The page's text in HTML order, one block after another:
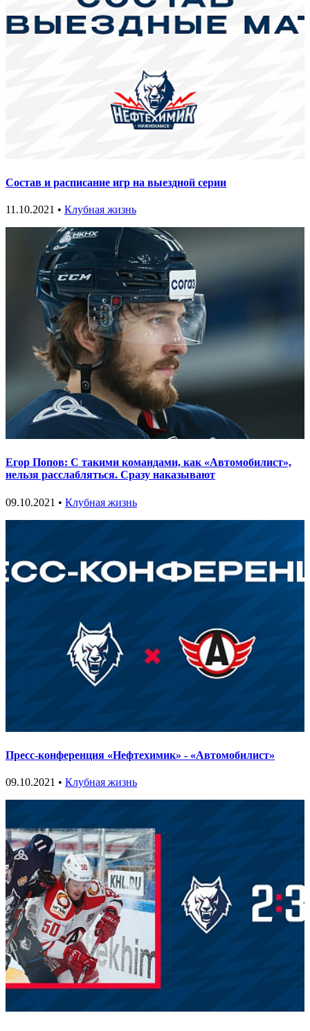
Состав и расписание игр на выездной серии
11.10.2021 • Клубная жизнь
Егор Попов: С такими командами, как «Автомобилист»,
нельзя расслабляться. Сразу наказывают
09.10.2021 • Клубная жизнь
Пресс-конференция «Нефтехимик» - «Автомобилист»
09.10.2021 • Клубная жизнь